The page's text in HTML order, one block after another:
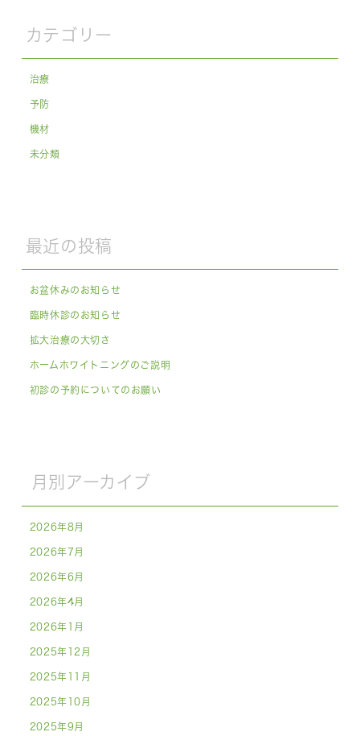
カテゴリー
治療
予防
機材
未分類
最近の投稿
お盆休みのお知らせ
臨時休診のお知らせ
拡大治療の大切さ
ホームホワイトニングのご説明
初診の予約についてのお願い
月別アーカイブ
2026年8月
2026年7月
2026年6月
2026年4月
2026年1月
2025年12月
2025年11月
2025年10月
2025年9月